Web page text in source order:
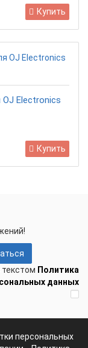
Купить
Electronics
Купить
Политика
данных
персональных